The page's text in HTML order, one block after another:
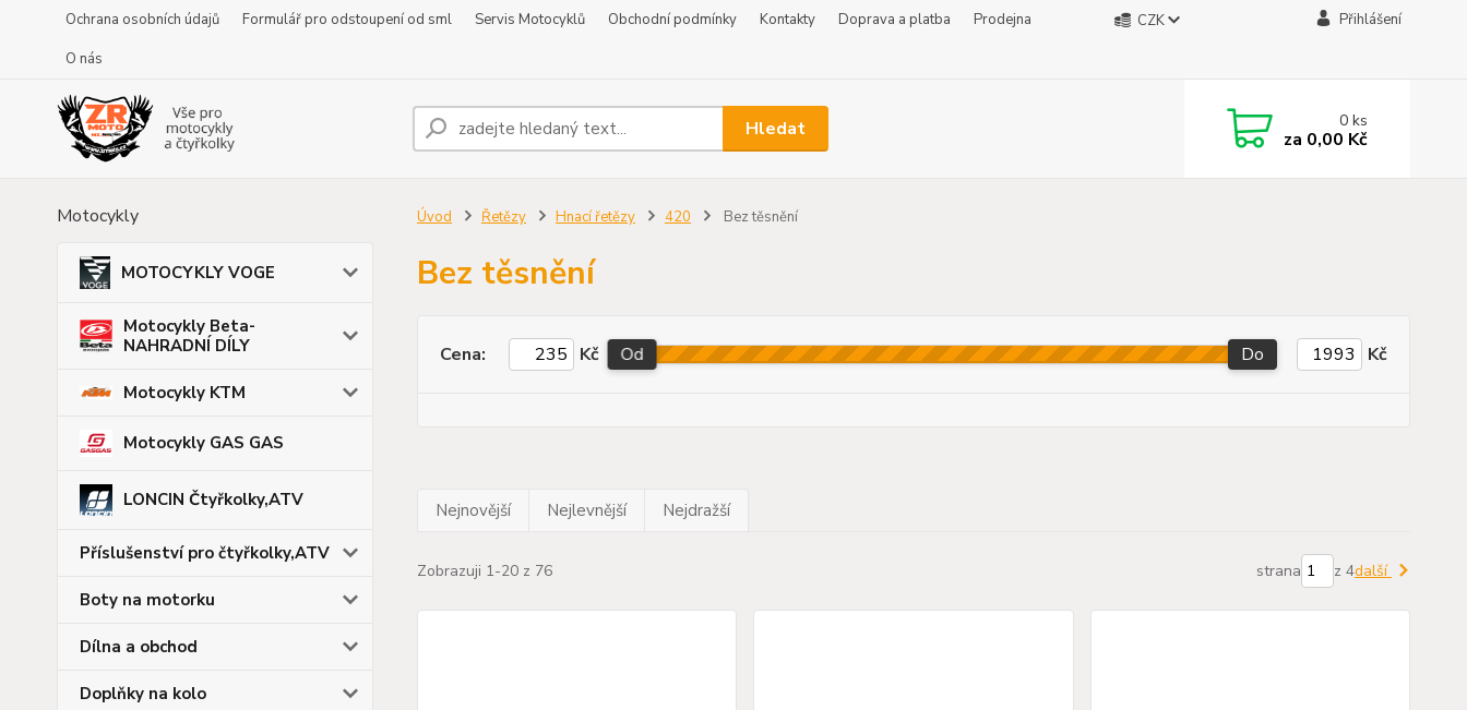
Ochrana osobních údajů Formulář pro odstoupení od sml Servis Motocyklů Obchodní podmínky Kontakty Doprava a platba
Prodejna
O nás
CZK Přihlášení
Hledat 0ks
za 0,00 Kč
Motocykly
MOTOCYKLY VOGE
Motocykly Beta-
NAHRADNÍ DÍLY
Motocykly KTM
Motocykly GAS GAS
LONCIN Čtyřkolky,ATV
Příslušenství pro čtyřkolky,ATV
Boty na motorku
Dílna a obchod
Doplňky na kolo
Úvod Řetězy Hnací řetězy 420 Bez těsnění
Bez těsnění
Cena: Kč Od Do Kč
Nejnovější Nejlevnější Nejdražší
Zobrazuji 1-20 z 76 strana z 4další